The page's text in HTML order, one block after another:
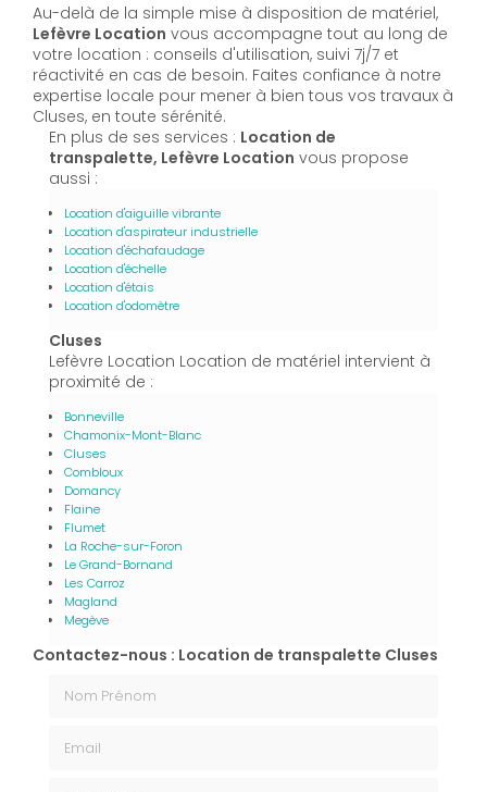
Au-delà de la simple mise à disposition de matériel,
Lefèvre Location vous accompagne tout au long de
votre location : conseils d'utilisation, suivi 7j/7 et
réactivité en cas de besoin. Faites confiance à notre
expertise locale pour mener à bien tous vos travaux à
Cluses, en toute sérénité.
En plus de ses services : Location de
transpalette, Lefèvre Location vous propose
aussi :
Location d'aiguille vibrante
Location d'aspirateur industrielle
Location d'échafaudage
Location d'échelle
Location d'étais
Location d'odomètre
Cluses
Lefèvre Location Location de matériel intervient à
proximité de :
Bonneville
Chamonix-Mont-Blanc
Cluses
Combloux
Domancy
Flaine
Flumet
La Roche-sur-Foron
Le Grand-Bornand
Les Carroz
Magland
Megève
Contactez-nous : Location de transpalette Cluses